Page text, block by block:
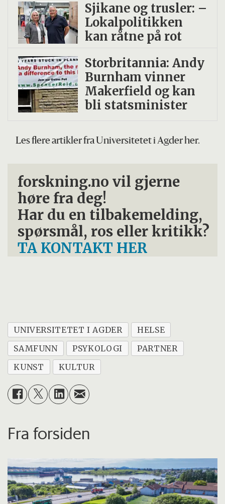
Sjikane og trusler: –
Lokalpolitikken
kan råtne på rot
Storbritannia: Andy
Burnham vinner
Makerfield og kan
bli statsminister
Les flere artikler fra Universitetet i Agder her.
forskning.no vil gjerne
høre fra deg!
Har du en tilbakemelding,
spørsmål, ros eller kritikk?
TA KONTAKT HER
UNIVERSITETET I AGDER
HELSE
SAMFUNN
PSYKOLOGI
PARTNER
KUNST
KULTUR
Fra forsiden